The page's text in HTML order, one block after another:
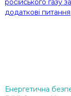
Енергетична